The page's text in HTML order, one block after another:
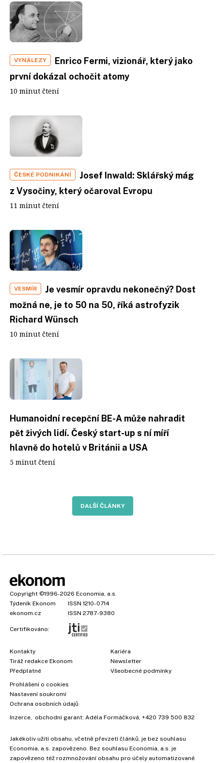
VYNÁLEZY
Enrico Fermi, vizionář, který jako
první dokázal ochočit atomy
10 minut čtení
ČESKÉ PODNIKÁNÍ
Josef Inwald: Sklářský mág
z Vysočiny, který očaroval Evropu
11 minut čtení
VESMÍR
Je vesmír opravdu nekonečný? Dost
možná ne, je to 50 na 50, říká astrofyzik
Richard Wünsch
10 minut čtení
Humanoidní recepční BE-A může nahradit
pět živých lidí. Český start-up s ní míří
hlavně do hotelů v Británii a USA
5 minut čtení
DALŠÍ ČLÁNKY
Copyright ©1996-2026 Economia, a.s.
Týdeník Ekonom
ISSN 1210-0714
ekonom.cz
ISSN 2787-9380
Certifikováno:
Kontakty
Tiráž redakce Ekonom
Předplatné
Kariéra
Newsletter
Všeobecné podmínky
Prohlášení o cookies
Nastavení soukromí
Ochrana osobních údajů
Inzerce , obchodní garant: Adéla Formáčková +420 739 500 832
Jakékoliv užití obsahu, včetně převzetí článků, je bez souhlasu
Economia, a.s. zapovězeno. Bez souhlasu Economia, a.s. je
zapovězeno též rozmnožování obsahu pro účely automatizované